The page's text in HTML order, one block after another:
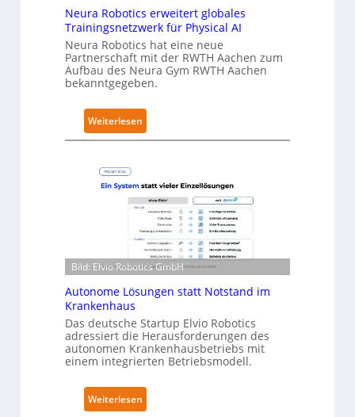
l
t
S
e
c
u
r
t
L
e
e
l
-
2
Z
e
r
i
f
Neura Robotics erweitert globales
Trainingsnetzwerk für Physical AI
Neura Robotics hat eine neue
Partnerschaft mit der RWTH Aachen zum
Aufbau des Neura Gym RWTH Aachen
bekanntgegeben.
Weiterlesen
N
r
a
o
b
o
t
c
s
e
r
w
Bild: Elvio Robotics GmbH
Autonome Lösungen statt Notstand im
Krankenhaus
Das deutsche Startup Elvio Robotics
adressiert die Herausforderungen des
autonomen Krankenhausbetriebs mit
einem integrierten Betriebsmodell.
Weiterlesen